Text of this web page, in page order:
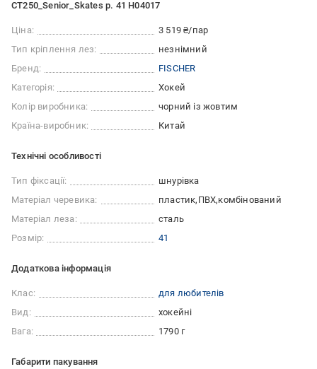
CT250_Senior_Skates р. 41 H04017
Ціна:
3 519 ₴/пар
Тип кріплення лез:
незнімний
Бренд:
FISCHER
Категорія:
Хокей
Колір виробника:
чорний із жовтим
Країна-виробник:
Китай
Технічні особливості
Тип фіксації:
шнурівка
Матеріал черевика:
пластик ПВХ комбінований
Матеріал леза:
сталь
Розмір:
41
Додаткова інформація
Клас:
для любителів
Вид:
хокейні
Вага:
1790 г
Габарити пакування